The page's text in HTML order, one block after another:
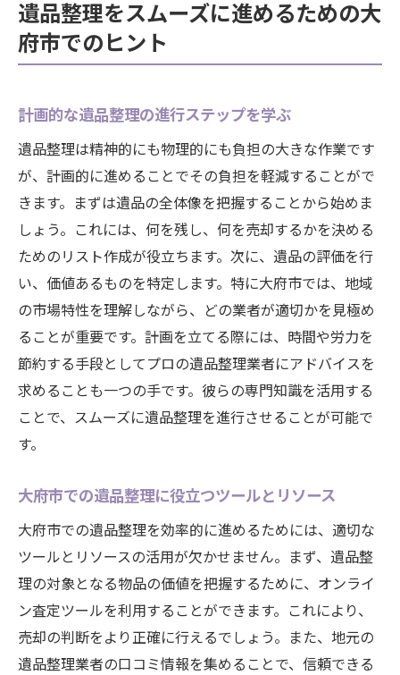
遺品整理をスムーズに進めるための大
府市でのヒント
計画的な遺品整理の進行ステップを学ぶ
遺品整理は精神的にも物理的にも負担の大きな作業です
が、計画的に進めることでその負担を軽減することがで
きます。まずは遺品の全体像を把握することから始めま
しょう。これには、何を残し、何を売却するかを決める
ためのリスト作成が役立ちます。次に、遺品の評価を行
い、価値あるものを特定します。特に大府市では、地域
の市場特性を理解しながら、どの業者が適切かを見極め
ることが重要です。計画を立てる際には、時間や労力を
節約する手段としてプロの遺品整理業者にアドバイスを
求めることも一つの手です。彼らの専門知識を活用する
ことで、スムーズに遺品整理を進行させることが可能で
す。
大府市での遺品整理に役立つツールとリソース
大府市での遺品整理を効率的に進めるためには、適切な
ツールとリソースの活用が欠かせません。まず、遺品整
理の対象となる物品の価値を把握するために、オンライ
ン査定ツールを利用することができます。これにより、
売却の判断をより正確に行えるでしょう。また、地元の
遺品整理業者の口コミ情報を集めることで、信頼できる